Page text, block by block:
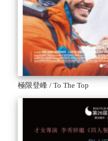
極限登峰 / To The Top